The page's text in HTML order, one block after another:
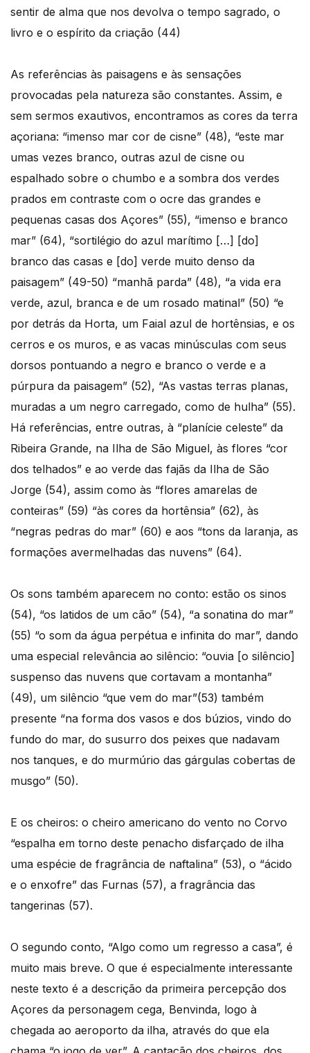
sentir de alma que nos devolva o tempo sagrado, o
livro e o espírito da criação (44)
As referências às paisagens e às sensações
provocadas pela natureza são constantes. Assim, e
sem sermos exautivos, encontramos as cores da terra
açoriana: “imenso mar cor de cisne” (48), “este mar
umas vezes branco, outras azul de cisne ou
espalhado sobre o chumbo e a sombra dos verdes
prados em contraste com o ocre das grandes e
pequenas casas dos Açores” (55), “imenso e branco
mar” (64), “sortilégio do azul marítimo […] [do]
branco das casas e [do] verde muito denso da
paisagem” (49-50) “manhã parda” (48), “a vida era
verde, azul, branca e de um rosado matinal” (50) “e
por detrás da Horta, um Faial azul de hortênsias, e os
cerros e os muros, e as vacas minúsculas com seus
dorsos pontuando a negro e branco o verde e a
púrpura da paisagem” (52), “As vastas terras planas,
muradas a um negro carregado, como de hulha” (55).
Há referências, entre outras, à “planície celeste” da
Ribeira Grande, na Ilha de São Miguel, às flores “cor
dos telhados” e ao verde das fajãs da Ilha de São
Jorge (54), assim como às “flores amarelas de
conteiras” (59) “às cores da hortênsia” (62), às
“negras pedras do mar” (60) e aos “tons da laranja, as
formações avermelhadas das nuvens” (64).
Os sons também aparecem no conto: estão os sinos
(54), “os latidos de um cão” (54), “a sonatina do mar”
(55) “o som da água perpétua e infinita do mar”, dando
uma especial relevância ao silêncio: “ouvia [o silêncio]
suspenso das nuvens que cortavam a montanha”
(49), um silêncio “que vem do mar”(53) também
presente “na forma dos vasos e dos búzios, vindo do
fundo do mar, do susurro dos peixes que nadavam
nos tanques, e do murmúrio das gárgulas cobertas de
musgo” (50).
E os cheiros: o cheiro americano do vento no Corvo
“espalha em torno deste penacho disfarçado de ilha
uma espécie de fragrância de naftalina” (53), o “ácido
e o enxofre” das Furnas (57), a fragrância das
tangerinas (57).
O segundo conto, “Algo como um regresso a casa”, é
muito mais breve. O que é especialmente interessante
neste texto é a descrição da primeira percepção dos
Açores da personagem cega, Benvinda, logo à
chegada ao aeroporto da ilha, através do que ela